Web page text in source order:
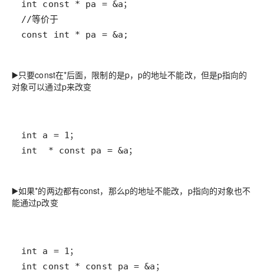
const int * pa = &a;
▶️只要const在*后面，限制的是p，p的地址不能改，但是p指向的
对象可以通过p来改变
int  * const pa = &a；
▶️如果*的两边都有const，那么p的地址不能改，p指向的对象也不
能通过p改变
int const * const pa = &a；